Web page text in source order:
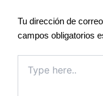
Tu dirección de
campos obligatorios
here..